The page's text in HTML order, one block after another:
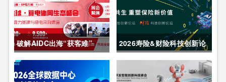
破解AIDC出海“获客难”
CDCE2026数据中心展
2026寿险&财险科技创新论
坛圆满举办